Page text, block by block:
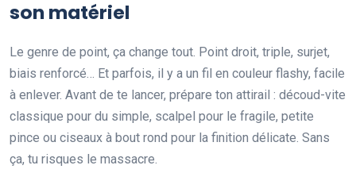
son matériel
Le genre de point, ça change tout. Point droit, triple, surjet,
biais renforcé… Et parfois, il y a un fil en couleur flashy, facile
à enlever. Avant de te lancer, prépare ton attirail : découd-vite
classique pour du simple, scalpel pour le fragile, petite
pince ou ciseaux à bout rond pour la finition délicate. Sans
ça, tu risques le massacre.